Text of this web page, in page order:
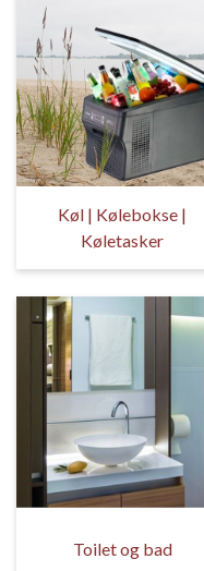
Køl | Kølebokse |
Køletasker
Toilet og bad